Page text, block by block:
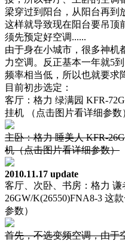
梁穿过到阳台，从阳台再到
这样就导致现在阳台要吊顶
须先预定好空调......
由于身在小城市，很多神机
力空调。反正基本一年就5
频率相当低，所以也就要求
目前初步选定：
客厅：格力 绿满园 KFR-
挂机 （点击图片看详细参数
主卧：格力 睡美人 KFR-
机（点击图片看详细参数）
2010.11.17 update
客厅、次卧、书房：格力 谦
26GW/K(26550)FNA8-3 这
参数）
首先，不选变频空调，由于